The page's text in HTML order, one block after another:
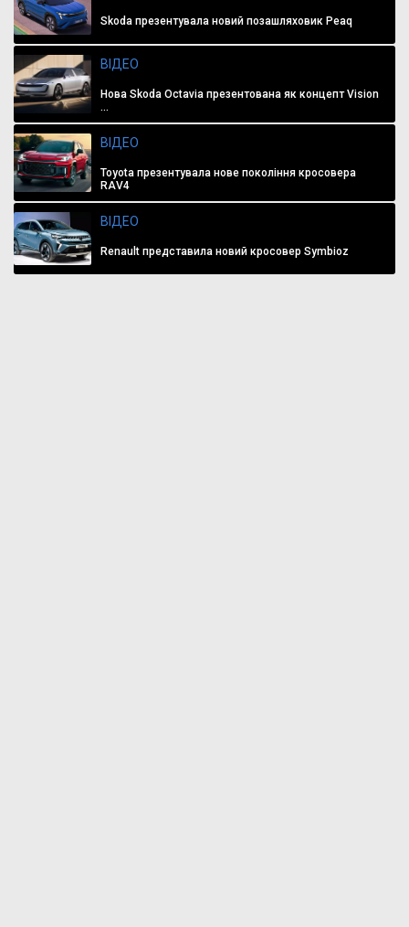
Skoda презентувала новий позашляховик Peaq
ВІДЕО
Нова Skoda Octavia презентована як концепт Vision
...
ВІДЕО
Toyota презентувала нове покоління кросовера
RAV4
ВІДЕО
Renault представила новий кросовер Symbioz